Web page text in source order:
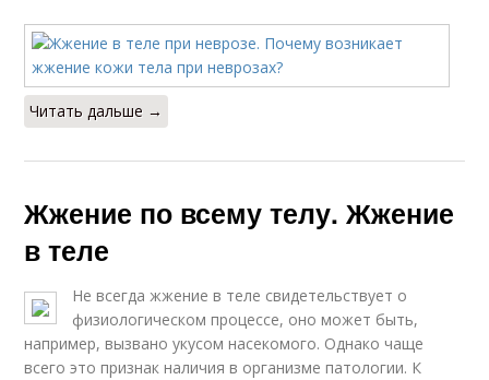
Читать дальше →
Жжение по всему телу. Жжение
в теле
Не всегда жжение в теле свидетельствует о
физиологическом процессе, оно может быть,
например, вызвано укусом насекомого. Однако чаще
всего это признак наличия в организме патологии. К